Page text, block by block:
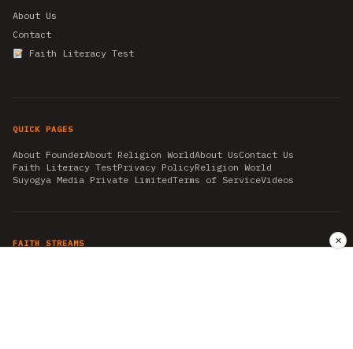
About Us
Contact
Faith Literacy Test
QUICK PAGES
About FounderAbout Religion WorldAbout UsContact Us
Faith Literacy TestPrivacy PolicyReligion World
Suyogya Media Private LimitedTerms of ServiceVideos
FAITH STREAMS ✕